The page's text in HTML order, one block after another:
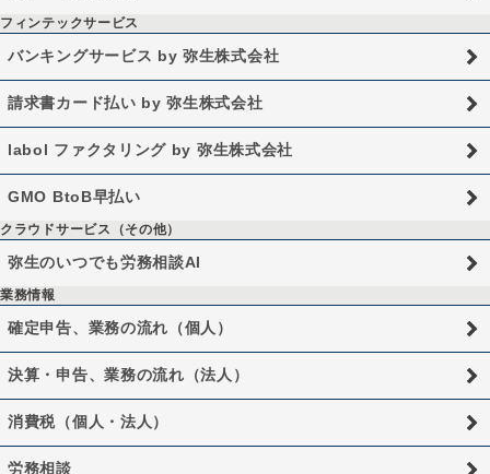
フィンテックサービス
バンキングサービス by 弥生株式会社
請求書カード払い by 弥生株式会社
labol ファクタリング by 弥生株式会社
GMO BtoB早払い
クラウドサービス（その他）
弥生のいつでも労務相談AI
業務情報
確定申告、業務の流れ（個人）
決算・申告、業務の流れ（法人）
消費税（個人・法人）
労務相談